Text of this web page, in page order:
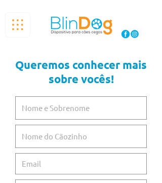
Queremos conhecer mais
sobre vocês!